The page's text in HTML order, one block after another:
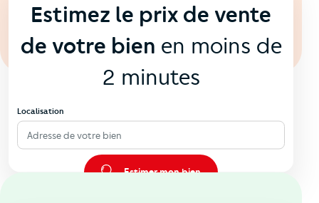
Estimez le prix de vente
de votre bien en moins de
2 minutes
Localisation
Adresse de votre bien
Estimer mon bien